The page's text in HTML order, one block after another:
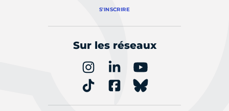
S'INSCRIRE
Sur les réseaux